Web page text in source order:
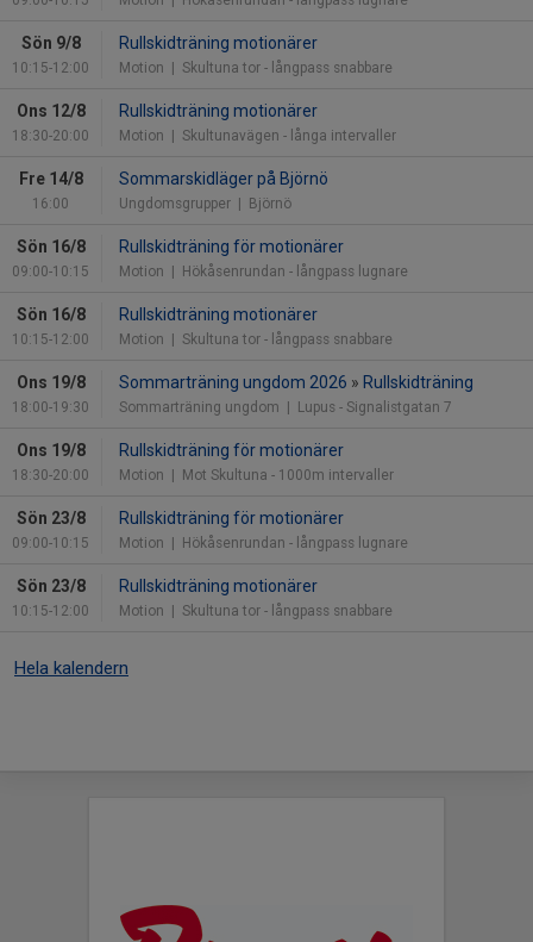
Sön 9/8
10:15-12:00
Rullskidträning motionärer
Motion | Skultuna tor - långpass snabbare
Ons 12/8
18:30-20:00
Rullskidträning motionärer
Motion | Skultunavägen - långa intervaller
Fre 14/8
16:00
Sommarskidläger på Björnö
Ungdomsgrupper | Björnö
Sön 16/8
09:00-10:15
Rullskidträning för motionärer
Motion | Hökåsenrundan - långpass lugnare
Sön 16/8
10:15-12:00
Rullskidträning motionärer
Motion | Skultuna tor - långpass snabbare
Ons 19/8
18:00-19:30
Sommarträning ungdom 2026 » Rullskidträning
Sommarträning ungdom | Lupus - Signalistgatan 7
Ons 19/8
18:30-20:00
Rullskidträning för motionärer
Motion | Mot Skultuna - 1000m intervaller
Sön 23/8
09:00-10:15
Rullskidträning för motionärer
Motion | Hökåsenrundan - långpass lugnare
Sön 23/8
10:15-12:00
Rullskidträning motionärer
Motion | Skultuna tor - långpass snabbare
Hela kalendern